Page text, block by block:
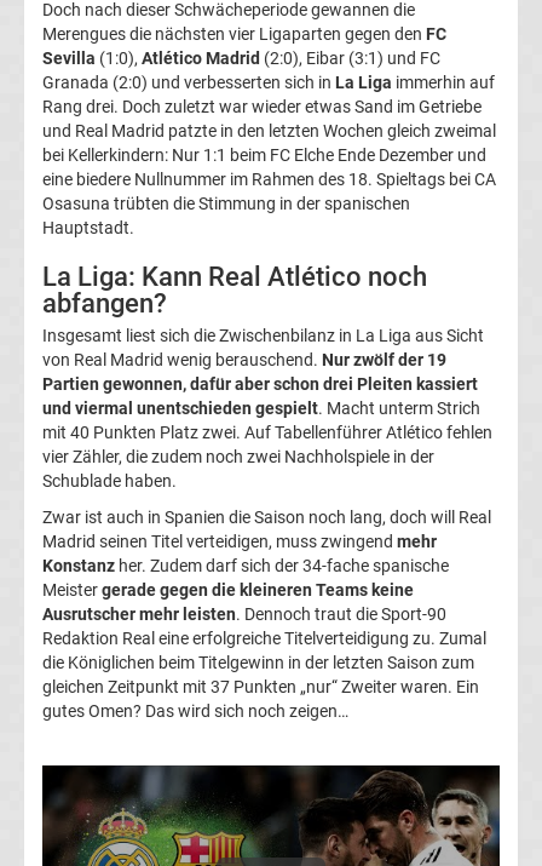
WM
Fußball
EM
Frauenfußball
Amateurfußball
Transfergerüchte
Transferticker
-
Meldungen
vom
Transfermarkt
Trainerentlassungen
Bundesliga
Porträts
Doch nach dieser Schwächeperiode gewannen die
Merengues die nächsten vier Ligaparten gegen den FC
Sevilla (1:0), Atlético Madrid (2:0), Eibar (3:1) und FC
Granada (2:0) und verbesserten sich in La Liga immerhin auf
Rang drei. Doch zuletzt war wieder etwas Sand im Getriebe
und Real Madrid patzte in den letzten Wochen gleich zweimal
bei Kellerkindern: Nur 1:1 beim FC Elche Ende Dezember und
eine biedere Nullnummer im Rahmen des 18. Spieltags bei CA
Osasuna trübten die Stimmung in der spanischen
Hauptstadt.
La Liga: Kann Real Atlético noch
abfangen?
Insgesamt liest sich die Zwischenbilanz in La Liga aus Sicht
von Real Madrid wenig berauschend. Nur zwölf der 19
Partien gewonnen, dafür aber schon drei Pleiten kassiert
und viermal unentschieden gespielt. Macht unterm Strich
mit 40 Punkten Platz zwei. Auf Tabellenführer Atlético fehlen
vier Zähler, die zudem noch zwei Nachholspiele in der
Schublade haben.
Zwar ist auch in Spanien die Saison noch lang, doch will Real
Madrid seinen Titel verteidigen, muss zwingend mehr
Konstanz her. Zudem darf sich der 34-fache spanische
Meistergerade gegen die kleineren Teams keine
Ausrutscher mehr leisten. Dennoch traut die Sport-90
Redaktion Real eine erfolgreiche Titelverteidigung zu. Zumal
die Königlichen beim Titelgewinn in der letzten Saison zum
gleichen Zeitpunkt mit 37 Punkten „nur“ Zweiter waren. Ein
gutes Omen? Das wird sich noch zeigen…